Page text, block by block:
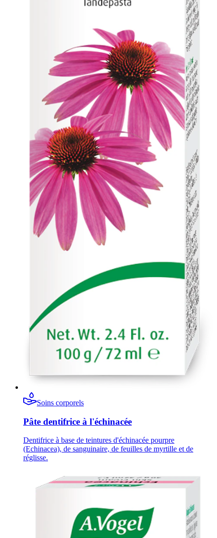
Soins corporels
Pâte dentifrice à l'échinacée
Dentifrice à base de teintures d'échinacée pourpre
(Echinacea), de sanguinaire, de feuilles de myrtille et de
réglisse.